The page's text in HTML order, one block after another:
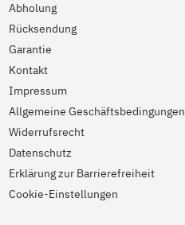
Abholung
Rücksendung
Garantie
Kontakt
Impressum
Allgemeine Geschäftsbedingungen
Widerrufsrecht
Datenschutz
Erklärung zur Barrierefreiheit
Cookie-Einstellungen